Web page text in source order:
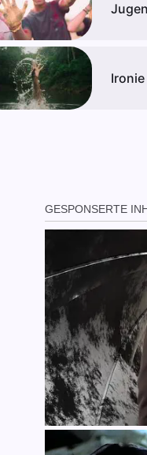
Ironie